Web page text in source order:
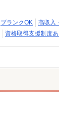
ブランクOK 高収入
資格取得支援制度あ